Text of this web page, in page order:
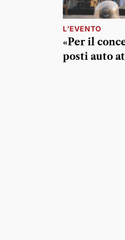
L'EVENTO
«Per il
posti auto